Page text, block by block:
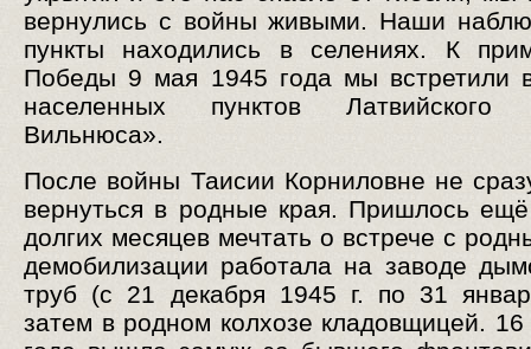
вернулись с войны живыми. Наши
пункты находились в селениях. К
Победы 9 мая 1945 года мы встретили
населенных пунктов Латвийского
Вильнюса».
После войны Таисии Корниловне не
вернуться в родные края. Пришлось ещё
долгих месяцев мечтать о встрече с
демобилизации работала на заводе
труб (с 21 декабря 1945 г. по 31
затем в родном колхозе кладовщицей.